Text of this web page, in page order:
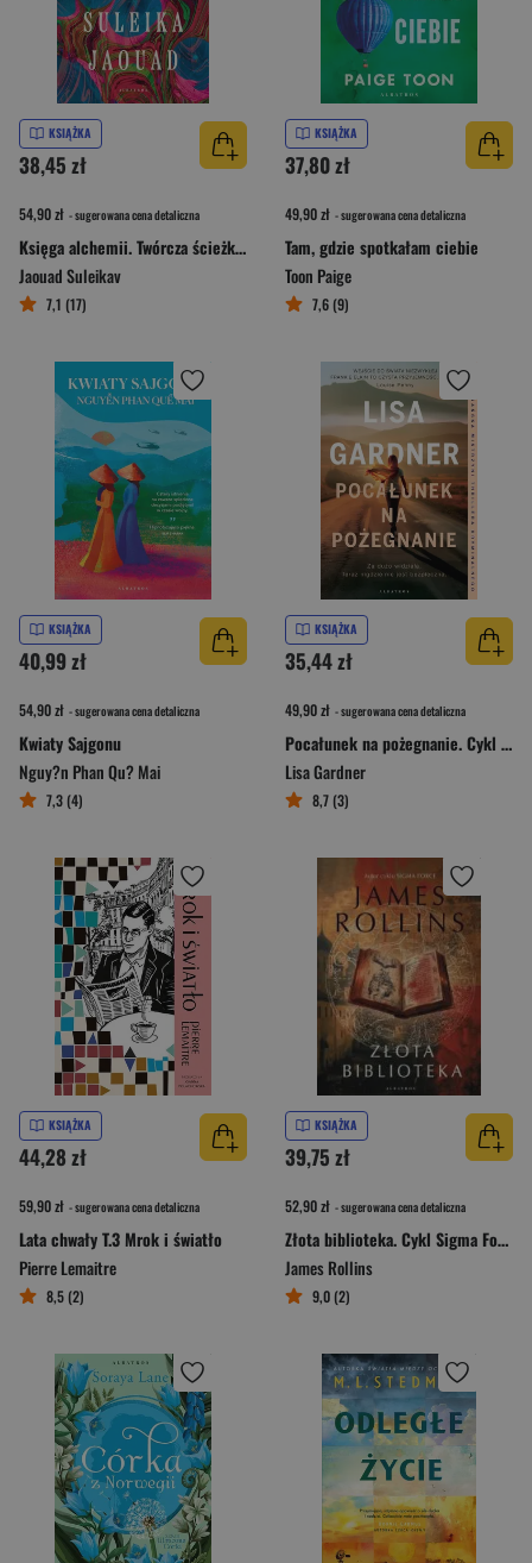
KSIĄŻKA
38,45 zł
54,90 zł - sugerowana cena detaliczna
Księga alchemii. Twórcza ścieżka do życia pełnego inspiracji
Jaouad Suleikav
7,1 (17)
KSIĄŻKA
37,80 zł
49,90 zł - sugerowana cena detaliczna
Tam, gdzie spotkałam ciebie
Toon Paige
7,6 (9)
KSIĄŻKA
40,99 zł
54,90 zł - sugerowana cena detaliczna
Kwiaty Sajgonu
Nguy?n Phan Qu? Mai
7,3 (4)
KSIĄŻKA
35,44 zł
49,90 zł - sugerowana cena detaliczna
Pocałunek na pożegnanie. Cykl z Frankie Elkin. Tom 4
Lisa Gardner
8,7 (3)
KSIĄŻKA
44,28 zł
59,90 zł - sugerowana cena detaliczna
Lata chwały T.3 Mrok i światło
Pierre Lemaitre
8,5 (2)
KSIĄŻKA
39,75 zł
52,90 zł - sugerowana cena detaliczna
Złota biblioteka. Cykl Sigma Force. Tom 18
James Rollins
9,0 (2)